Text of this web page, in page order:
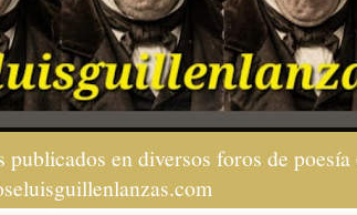
en diversos foros de